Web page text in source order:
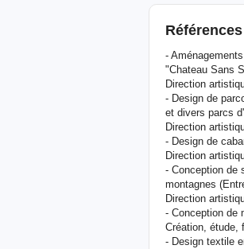
Références
-
"Chateau Sans
Direction
- Design de
et divers parcs
Direction
- Design de
Direction
- Conception de
montagnes
Direction
- Conception de
Création, étude,
- Design textile